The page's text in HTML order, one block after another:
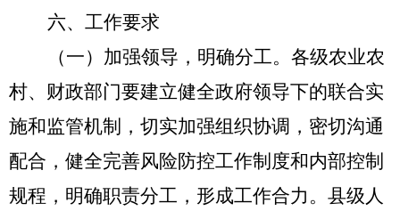
六、工作要求
（一）加强领导，明确分工。 各级农业农
村、财政部门要建立健全政府领导下的联合实
施和监管机制，切实加强组织协调，密切沟通
配合，健全完善风险防控工作制度和内部控制
规程，明确职责分工，形成工作合力。县级人